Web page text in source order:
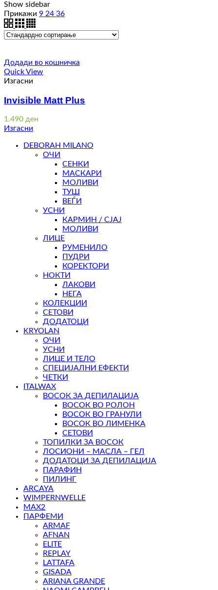
Show sidebar
Прикажи 9 24 36
Додади во кошничка
Quick View
Изгасни
Invisible Matt Plus
1.490 ден
Изгасни
DEBORAH MILANO
ОЧИ
СЕНКИ
МАСКАРИ
МОЛИВИ
ТУШ
ВЕЃИ
УСНИ
КАРМИН / СЈАЈ
МОЛИВИ
ЛИЦЕ
РУМЕНИЛО
ПУДРИ
КОРЕКТОРИ
НОКТИ
ЛАКОВИ
НЕГА
КОЛЕКЦИИ
СЕТОВИ
ДОДАТОЦИ
KRYOLAN
ОЧИ
УСНИ
ЛИЦЕ И ТЕЛО
СПЕЦИЈАЛНИ ЕФЕКТИ
ЧЕТКИ
ITALWAX
ВОСОК ЗА ДЕПИЛАЦИЈА
ВОСОК ВО РОЛОН
ВОСОК ВО ГРАНУЛИ
ВОСОК ВО ЛИМЕНКА
СЕТОВИ
ТОПИЛКИ ЗА ВОСОК
ЛОСИОНИ – МАСЛА – ГЕЛ
ДОДАТОЦИ ЗА ДЕПИЛАЦИЈА
ПАРАФИН
ПИЛИНГ
ARCAYA
WIMPERNWELLE
MAX2
ПАРФЕМИ
ARMAF
AFNAN
ELITE
REPLAY
LATTAFA
GISADA
ARIANA GRANDE